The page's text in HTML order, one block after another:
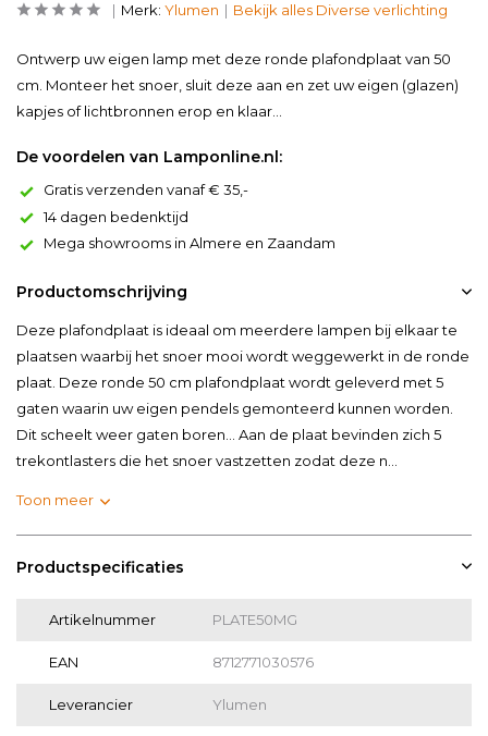
Merk: Ylumen Bekijk alles Diverse verlichting
Ontwerp uw eigen lamp met deze ronde plafondplaat van 50
cm. Monteer het snoer, sluit deze aan en zet uw eigen (glazen)
kapjes of lichtbronnen erop en klaar...
De voordelen van Lamponline.nl:
Gratis verzenden vanaf € 35,-
14 dagen bedenktijd
Mega showrooms in Almere en Zaandam
Productomschrijving
Deze plafondplaat is ideaal om meerdere lampen bij elkaar te
plaatsen waarbij het snoer mooi wordt weggewerkt in de ronde
plaat. Deze ronde 50 cm plafondplaat wordt geleverd met 5
gaten waarin uw eigen pendels gemonteerd kunnen worden.
Dit scheelt weer gaten boren... Aan de plaat bevinden zich 5
trekontlasters die het snoer vastzetten zodat deze n...
Toon meer
Productspecificaties
Artikelnummer PLATE50MG
EAN 8712771030576
Leverancier Ylumen